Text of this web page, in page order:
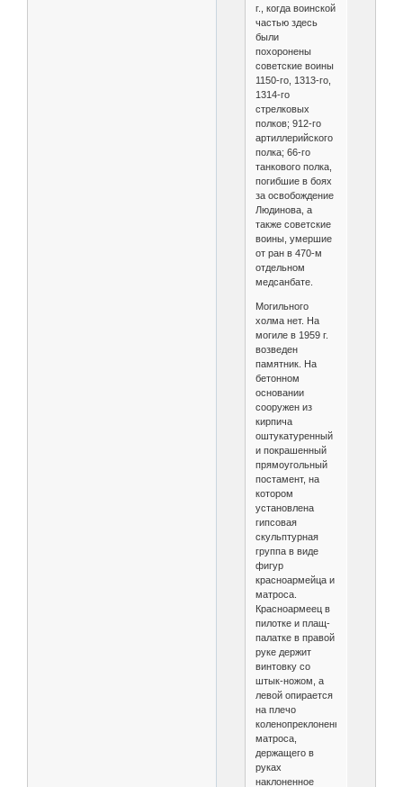
г., когда воинской
частью здесь
были
похоронены
советские воины
1150-го, 1313-го,
1314-го
стрелковых
полков; 912-го
артиллерийского
полка; 66-го
танкового полка,
погибшие в боях
за освобождение
Людинова, а
также советские
воины, умершие
от ран в 470-м
отдельном
медсанбате.
Могильного
холма нет. На
могиле в 1959 г.
возведен
памятник. На
бетонном
основании
сооружен из
кирпича
оштукатуренный
и покрашенный
прямоугольный
постамент, на
котором
установлена
гипсовая
скульптурная
группа в виде
фигур
красноармейца и
матроса.
Красноармеец в
пилотке и плащ-
палатке в правой
руке держит
винтовку со
штык-ножом, а
левой опирается
на плечо
коленопреклоненного
матроса,
держащего в
руках
наклоненное